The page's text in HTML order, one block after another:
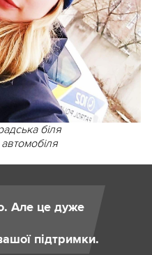
біля
Але це дуже
підтримки.